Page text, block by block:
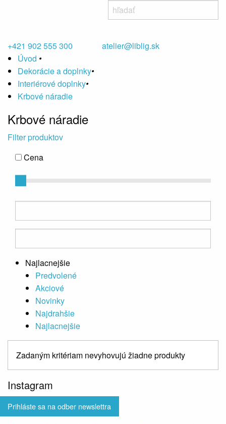
+421 902 555 300
atelier@liblig.sk
Úvod •
Dekorácie a doplnky•
Interiérové doplnky•
Krbové náradie
Krbové náradie
Filter produktov
Cena
Najlacnejšie
Predvolené
Akciové
Novinky
Najdrahšie
Najlacnejšie
Zadaným kritériam nevyhovujú žiadne produkty
Instagram
Prihláste sa na odber newslettra